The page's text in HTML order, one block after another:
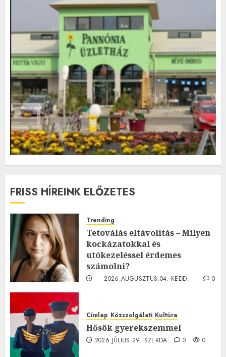
FRISS HÍREINK ELŐZETES
Trending
Tetoválás eltávolítás – Milyen
kockázatokkal és
utókezeléssel érdemes
számolni?
2026.AUGUSZTUS.04. KEDD.
0
Címlap Közszolgálati Kultúra
Hősök gyerekszemmel
2026.JÚLIUS.29. SZERDA. 0 0